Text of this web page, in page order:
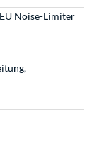
Noise-Limiter